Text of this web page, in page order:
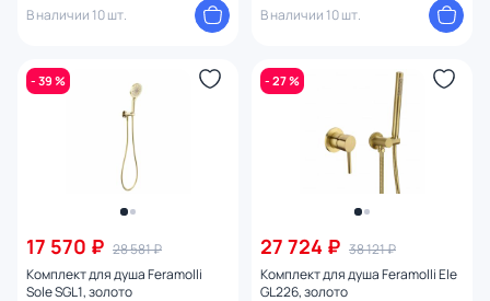
В наличии 10 шт.
В наличии 10 шт.
- 39 %
17 570 ₽ 28 581 ₽
Комплект для душа Feramolli
Sole SGL1, золото
- 27 %
27 724 ₽ 38 121 ₽
Комплект для душа Feramolli Ele
GL226, золото